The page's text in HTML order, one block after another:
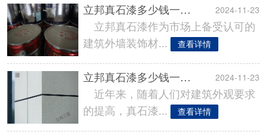
立邦真石漆多少钱一公斤?【官方报价】 2024-11-23
立邦真石漆作为市场上备受认可的
建筑外墙装饰材...
查看详情
立邦真石漆多少钱一平方算下来? 2024-11-23
近年来，随着人们对建筑外观要求
的提高，真石漆...
查看详情